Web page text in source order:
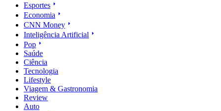
Esportes
Economia
CNN Money
Inteligência Artificial
Pop
Saúde
Ciência
Tecnologia
Lifestyle
Viagem & Gastronomia
Review
Auto